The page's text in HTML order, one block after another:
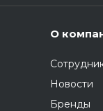
О
Новости
Бренды